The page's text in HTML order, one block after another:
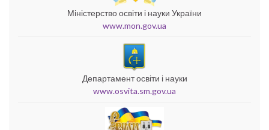
Міністерство освіти і науки України
www.mon.gov.ua
Департамент освіти і науки
www.osvita.sm.gov.ua